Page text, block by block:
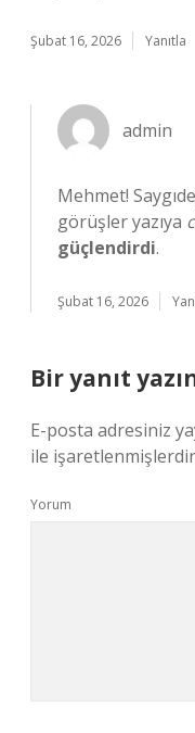
Şubat 16, 2026 Yanıtla
admin
Mehmet!
görüşler yazıya
güçlendirdi.
Şubat 16, 2026
Bir yanıt
E-posta adresiniz
ile işaretlenmişlerdir
Yorum